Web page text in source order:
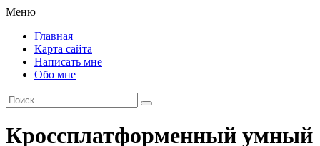
Меню
Главная
Карта сайта
Написать мне
Обо мне
Кроссплатформенный умный